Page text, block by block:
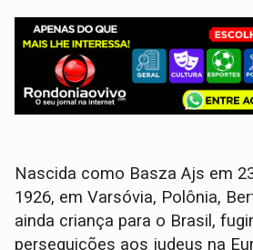
Nascida como Basza Ajs em
1926, em Varsóvia, Polônia,
ainda criança para o Brasil,
perseguições aos judeus na